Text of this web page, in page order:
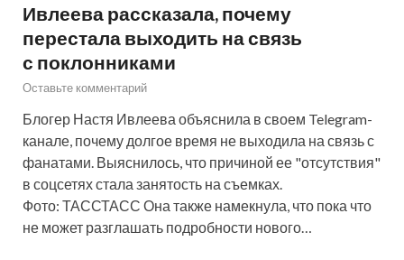
Ивлеева рассказала, почему
перестала выходить на связь
с поклонниками
Оставьте комментарий
Блогер Настя Ивлеева объяснила в своем Telegram-
канале, почему долгое время не выходила на связь с
фанатами. Выяснилось, что причиной ее "отсутствия"
в соцсетях стала занятость на съемках.
Фото: ТАССТАСС Она также намекнула, что пока что
не может разглашать подробности нового…